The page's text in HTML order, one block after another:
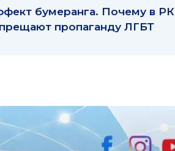
бумеранга. Почему в РК
пропаганду ЛГБТ